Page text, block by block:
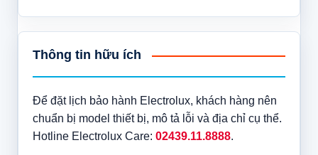
Thông tin hữu ích
Để đặt lịch bảo hành Electrolux, khách hàng nên
chuẩn bị model thiết bị, mô tả lỗi và địa chỉ cụ thể.
Hotline Electrolux Care: 02439.11.8888.